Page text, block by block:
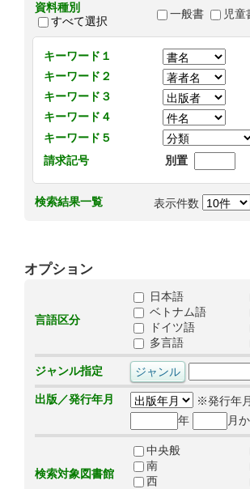
資料種別
すべて選択
一般書 児童
キーワード１
キーワード２
キーワード３
キーワード４
キーワード５
請求記号
別置
検索結果一覧 表示件数
オプション
言語区分
日本語
ベトナム語
ドイツ語
多言語
ジャンル指定
出版／発行年月
※発行年
年
月
検索対象図書館
中央般
南
西